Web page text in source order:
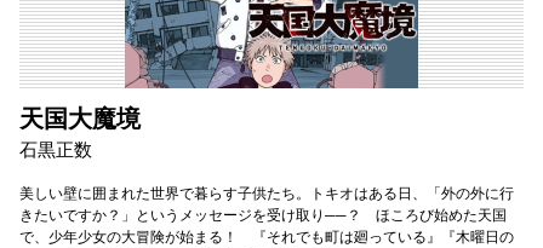
天国大魔境
石黒正数
美しい壁に囲まれた世界で暮らす子供たち。トキオはある日、「外の外に行
きたいですか？」というメッセージを受け取り──？ ほころび始めた天国
で、少年少女の大冒険が始まる！ 『それでも町は廻っている』『木曜日の